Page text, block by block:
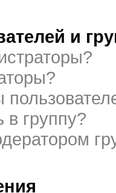
и
в группу?